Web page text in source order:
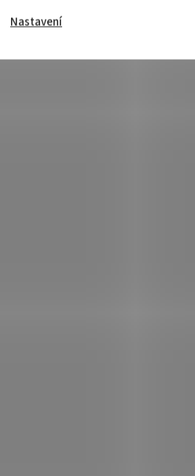
Nastavení